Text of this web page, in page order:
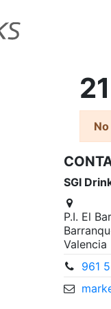
SGI
P.I. El
Valencia
961